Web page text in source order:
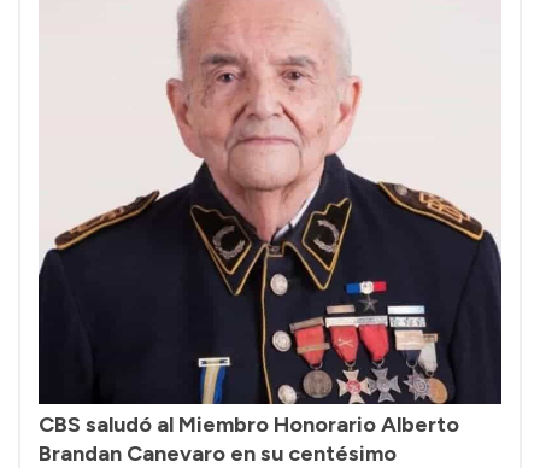
CBS saludó al Miembro Honorario Alberto
Brandan Canevaro en su centésimo